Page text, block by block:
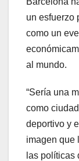
un esfuerzo
como un
al mundo.
“Sería una
como
deportivo y
imagen que
las políticas